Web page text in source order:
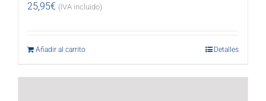
25,95€ (IVA incluido)
Añadir al carrito Detalles